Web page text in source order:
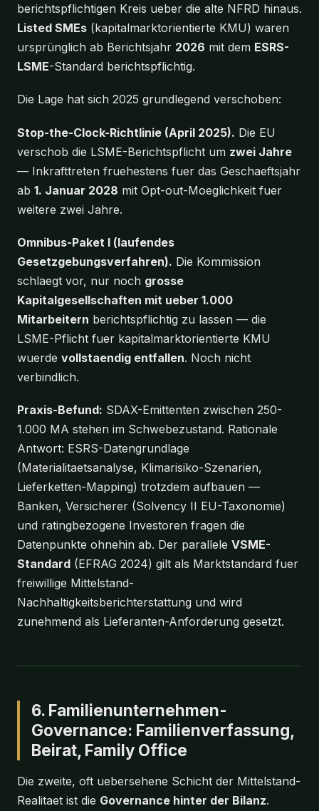
berichtspflichtigen Kreis ueber die alte NFRD hinaus.
Listed SMEs (kapitalmarktorientierte KMU) waren
ursprünglich ab Berichtsjahr 2026 mit dem ESRS-
LSME-Standard berichtspflichtig.
Die Lage hat sich 2025 grundlegend verschoben:
Stop-the-Clock-Richtlinie (April 2025). Die EU
verschob die LSME-Berichtspflicht um zwei Jahre
— Inkrafttreten fruehestens fuer das Geschaeftsjahr
ab 1. Januar 2028 mit Opt-out-Moeglichkeit fuer
weitere zwei Jahre.
Omnibus-Paket I (laufendes
Gesetzgebungsverfahren). Die Kommission
schlaegt vor, nur noch grosse
Kapitalgesellschaften mit ueber 1.000
Mitarbeitern berichtspflichtig zu lassen — die
LSME-Pflicht fuer kapitalmarktorientierte KMU
wuerde vollstaendig entfallen. Noch nicht
verbindlich.
Praxis-Befund: SDAX-Emittenten zwischen 250-
1.000 MA stehen im Schwebezustand. Rationale
Antwort: ESRS-Datengrundlage
(Materialitaetsanalyse, Klimarisiko-Szenarien,
Lieferketten-Mapping) trotzdem aufbauen —
Banken, Versicherer (Solvency II EU-Taxonomie)
und ratingbezogene Investoren fragen die
Datenpunkte ohnehin ab. Der parallele VSME-
Standard (EFRAG 2024) gilt als Marktstandard fuer
freiwillige Mittelstand-
Nachhaltigkeitsberichterstattung und wird
zunehmend als Lieferanten-Anforderung gesetzt.
6. Familienunternehmen-
Governance: Familienverfassung,
Beirat, Family Office
Die zweite, oft uebersehene Schicht der Mittelstand-
Realitaet ist die Governance hinter der Bilanz.